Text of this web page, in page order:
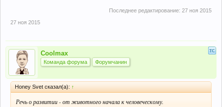
Последнее редактирование: 27 ноя 2015
27 ноя 2015
Coolmax
Команда форума Форумчанин
Honey Svet сказал(а): ↑
Речь о развитии - от животного начала к человеческому.